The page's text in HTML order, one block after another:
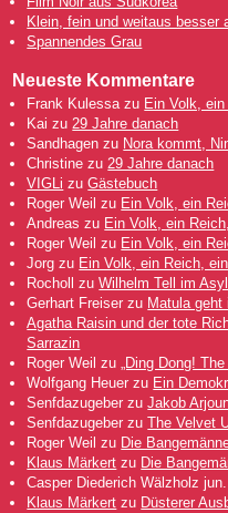
Klein, fein und weitaus besser
Spannendes Grau
Neueste Kommentare
Frank Kulessazu Ein Volk,
Kai zu29 Jahre danach
Sandhagen zu Nora kommt,
Christine zu29 Jahre danach
VIGLi zuGästebuch
Roger Weil zu Ein Volk, ein
Andreas zu Ein Volk, ein
Roger Weil zu Ein Volk, ein
Jorg zu Ein Volk, ein Reich,
Rocholl
zuWilhelm Tell im
Gerhart Freiser zu Matula geht
Agatha Raisin und der tote
Sarrazin
Roger Weil zu„Ding Dong!
Wolfgang Heuer zu Ein
Senfdazugeber zuJakob
Senfdazugeber zuThe Velvet
Roger Weil zu Die
Klaus Märkert zu Die
Casper Diederich Wälzholz jun.
Klaus Märkert zu Düsterer